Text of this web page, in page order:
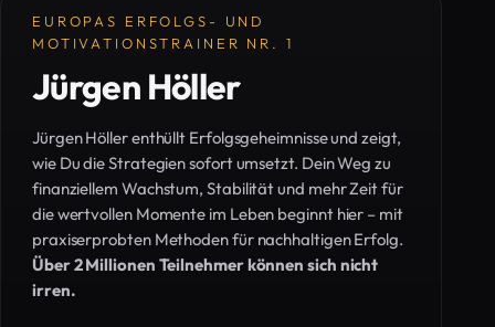
EUROPAS ERFOLGS- UND
MOTIVATIONSTRAINER NR. 1
Jürgen Höller
Jürgen Höller enthüllt Erfolgsgeheimnisse und zeigt,
wie Du die Strategien sofort umsetzt. Dein Weg zu
finanziellem Wachstum, Stabilität und mehr Zeit für
die wertvollen Momente im Leben beginnt hier – mit
praxiserprobten Methoden für nachhaltigen Erfolg.
Über 2 Millionen Teilnehmer können sich nicht
irren.